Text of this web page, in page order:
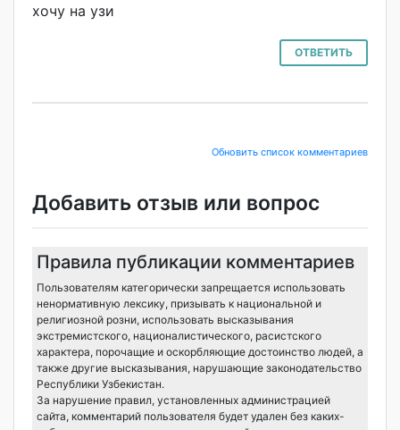
хочу на узи
ОТВЕТИТЬ
Обновить список комментариев
Добавить отзыв или вопрос
Правила публикации комментариев
Пользователям категорически запрещается использовать
ненормативную лексику, призывать к национальной и
религиозной розни, использовать высказывания
экстремистского, националистического, расистского
характера, порочащие и оскорбляющие достоинство людей, а
также другие высказывания, нарушающие законодательство
Республики Узбекистан.
За нарушение правил, установленных администрацией
сайта, комментарий пользователя будет удален без каких-